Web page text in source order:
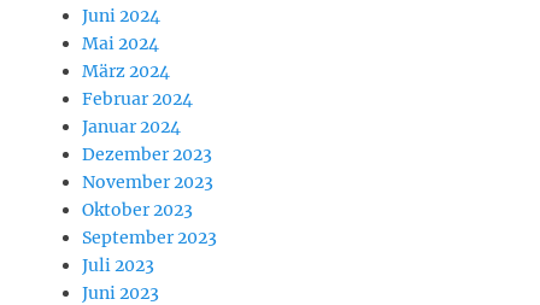
Juni 2024
Mai 2024
März 2024
Februar 2024
Januar 2024
Dezember 2023
November 2023
Oktober 2023
September 2023
Juli 2023
Juni 2023